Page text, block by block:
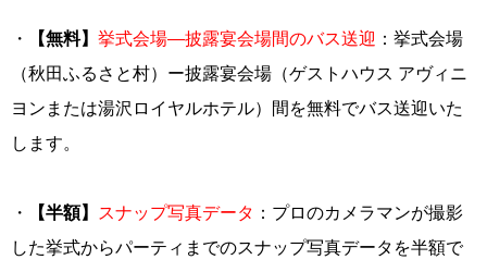
・ 【無料】 挙式会場—披露宴会場間のバス送迎 ：挙式会場
（秋田ふるさと村）ー披露宴会場（ゲストハウス アヴィニ
ヨンまたは湯沢ロイヤルホテル）間を無料でバス送迎いた
します。
・ 【半額】 スナップ写真データ ：プロのカメラマンが撮影
した挙式からパーティまでのスナップ写真データを半額で